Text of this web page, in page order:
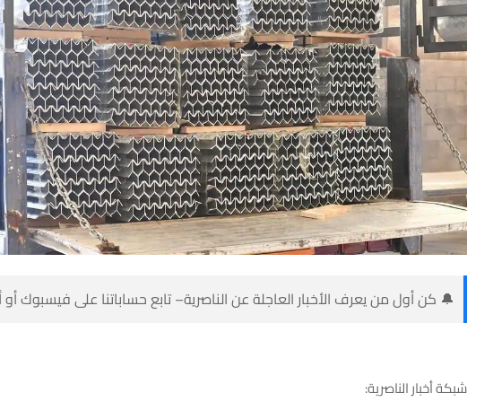
🔔 كن أول من يعرف الأخبار العاجلة عن الناصرية– تابع حساباتنا على فيسبوك
شبكة أخبار الناصرية: